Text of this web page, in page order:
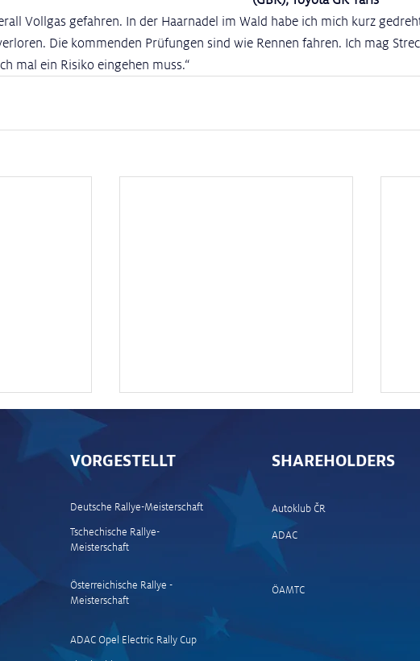
Vollgas gefahren. In der Haarnadel im Wald habe ich mich kurz
Die kommenden Prüfungen sind wie Rennen fahren. Ich mag
mal ein Risiko eingehen muss.“
bei der
News und Stimmen Ziel
Autoklub ČR
ADAC
ÖAMTC
Deutsche Rallye-Meisterschaft
Tschechische Rallye-
Meisterschaft
Österreichische Rallye -
Meisterschaft
ADAC Opel Electric Rally Cup
SHAREHOLDERS
VORGESTELLT